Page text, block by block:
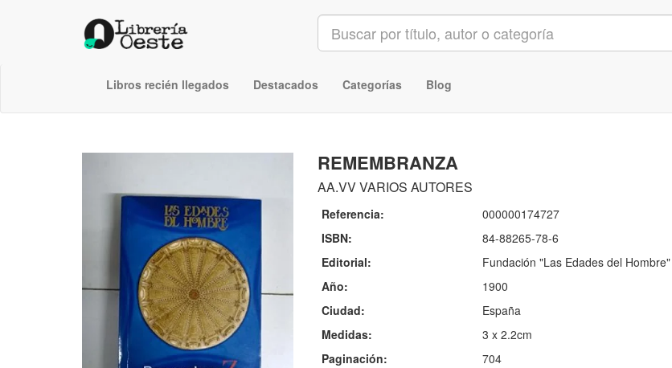
Libros recién llegados Destacados Categorías Blog
REMEMBRANZA
AA.VV VARIOS AUTORES
Referencia:
000000174727
ISBN:
84-88265-78-6
Editorial:
Fundación "Las Edades del Hombre"
Año:
1900
Ciudad:
España
Medidas:
3 x 2.2cm
Paginación:
704